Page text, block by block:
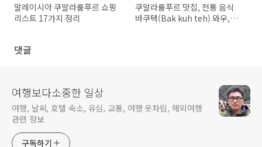
말레이시아 쿠알라룸푸르 쇼핑
리스트 17가지 정리
쿠알라룸푸르 맛집, 전통 음식
바쿠텍(Bak kuh teh) 와우,꼭
댓글
여행보다소중한 일상
여행, 날씨, 호텔 숙소, 유심, 교통, 여행 옷차림, 해외여행
관련 정보
구독하기